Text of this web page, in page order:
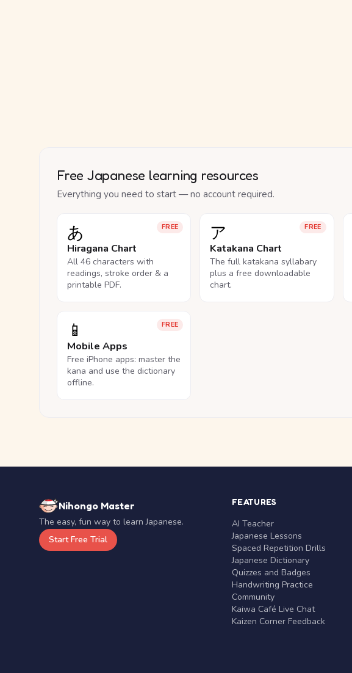
Free Japanese learning resources
Everything you need to start — no account required.
FREE
あ
Hiragana Chart
All 46 characters with
readings, stroke order & a
printable PDF.
FREE
ア
Katakana Chart
The full katakana syllabary
plus a free downloadable
chart.
FREE
📱
Mobile Apps
Free iPhone apps: master the
kana and use the dictionary
offline.
Nihongo Master
The easy, fun way to learn Japanese.
Start Free Trial
FEATURES
AI Teacher
Japanese Lessons
Spaced Repetition Drills
Japanese Dictionary
Quizzes and Badges
Handwriting Practice
Community
Kaiwa Café Live Chat
Kaizen Corner Feedback